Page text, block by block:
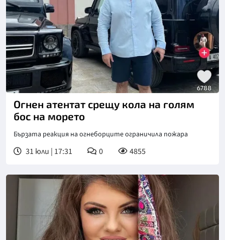
Огнен атентат срещу кола на голям
бос на морето
Бързата реакция на огнеборците ограничила пожара
31 юли | 17:31 0 4855